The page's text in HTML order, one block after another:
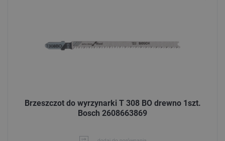
Brzeszczot do wyrzynarki T 308 BO drewno 1szt.
Bosch 2608663869